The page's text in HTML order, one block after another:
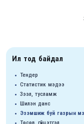
Ил тод байдал
Тендер
Статистик мэдээ
Зээл, тусламж
Шилэн данс
Эзэмшиж буй газрын